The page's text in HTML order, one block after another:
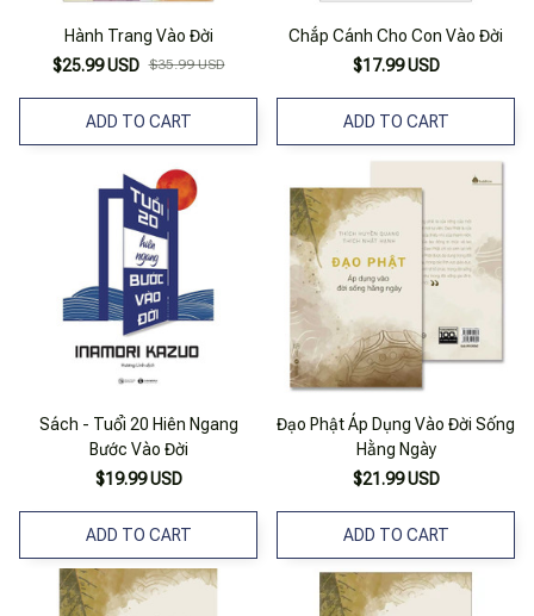
Hành Trang Vào Đời
$25.99 USD $35.99 USD
ADD TO CART
Chắp Cánh Cho Con Vào Đời
$17.99 USD
ADD TO CART
Sách - Tuổi 20 Hiên Ngang
Bước Vào Đời
$19.99 USD
ADD TO CART
Đạo Phật Áp Dụng Vào Đời Sống
Hằng Ngày
$21.99 USD
ADD TO CART